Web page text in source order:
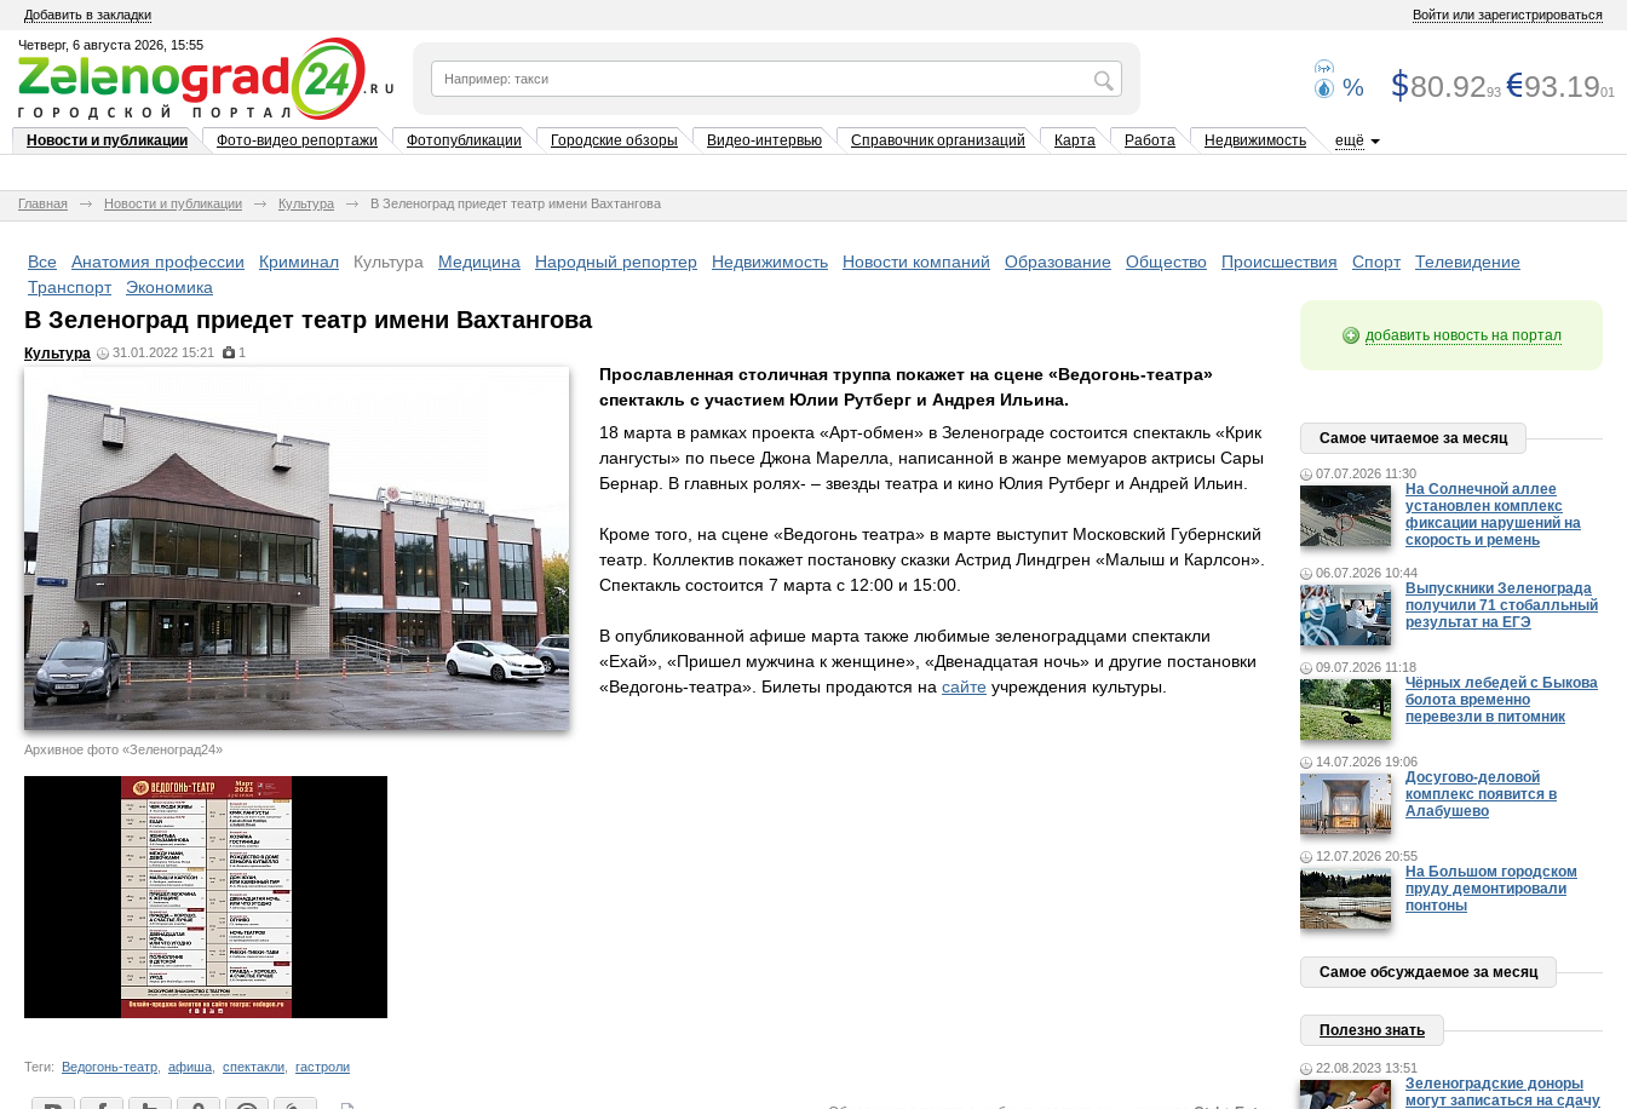
Добавить в закладки Войти или зарегистрироваться
Четверг, 6 августа 2026, 15:55
% 80.9293 93.1901
Новости и публикации Фото-видео репортажи Фотопубликации Городские обзоры Видео-интервью Справочник организаций Карта Работа Недвижимость ещё
Главная Новости и публикации Культура В Зеленоград приедет театр имени Вахтангова
Все Анатомия профессии Криминал Культура Медицина Народный репортер Недвижимость Новости компаний Образование Общество Происшествия Спорт
Телевидение
Транспорт
Экономика
В Зеленоград приедет театр имени Вахтангова
Культура 31.01.2022 15:21 1
Архивное фото «Зеленоград24»
Прославленная столичная труппа покажет на сцене «Ведогонь-театра»
спектакль с участием Юлии Рутберг и Андрея Ильина.
18 марта в рамках проекта «Арт-обмен» в Зеленограде состоится спектакль «Крик
лангусты» по пьесе Джона Марелла, написанной в жанре мемуаров актрисы Сары
Бернар. В главных ролях- – звезды театра и кино Юлия Рутберг и Андрей Ильин.
Кроме того, на сцене «Ведогонь театра» в марте выступит Московский Губернский
театр. Коллектив покажет постановку сказки Астрид Линдгрен «Малыш и Карлсон».
Спектакль состоится 7 марта с 12:00 и 15:00.
В опубликованной афише марта также любимые зеленоградцами спектакли
«Ехай», «Пришел мужчина к женщине», «Двенадцатая ночь» и другие постановки
«Ведогонь-театра». Билеты продаются на сайте учреждения культуры.
Теги: Ведогонь-театр афиша спектакли гастроли
добавить новость на портал
Самое читаемое за месяц
07.07.2026 11:30
На Солнечной аллее
установлен комплекс
фиксации нарушений на
скорость и ремень
06.07.2026 10:44
Выпускники Зеленограда
получили 71 стобалльный
результат на ЕГЭ
09.07.2026 11:18
Чёрных лебедей с Быкова
болота временно
перевезли в питомник
14.07.2026 19:06
Досугово-деловой
комплекс появится в
Алабушево
12.07.2026 20:55
На Большом городском
пруду демонтировали
понтоны
Самое обсуждаемое за месяц
Полезно знать
22.08.2023 13:51
Зеленоградские доноры
могут записаться на сдачу